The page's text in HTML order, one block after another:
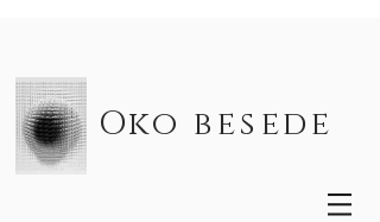
Oko besede